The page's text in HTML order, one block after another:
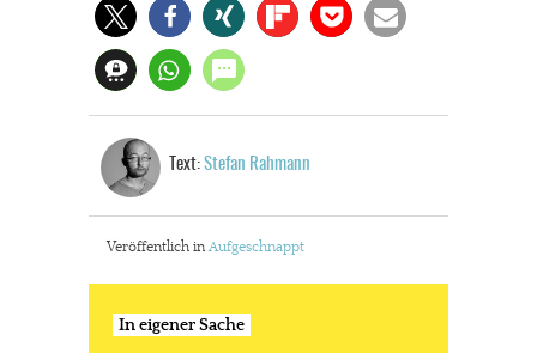
Text: Stefan Rahmann
Veröffentlich inAufgeschnappt
In eigener Sache